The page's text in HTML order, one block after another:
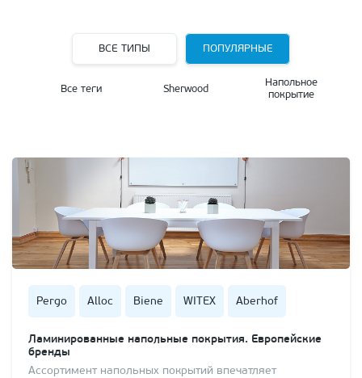
ВСЕ ТИПЫ ПОПУЛЯРНЫЕ
Все теги Sherwood
Напольное
покрытие
Pergo Alloc Biene WITEX Aberhof
Ламинированные напольные покрытия. Европейские
бренды
Ассортимент напольных покрытий впечатляет